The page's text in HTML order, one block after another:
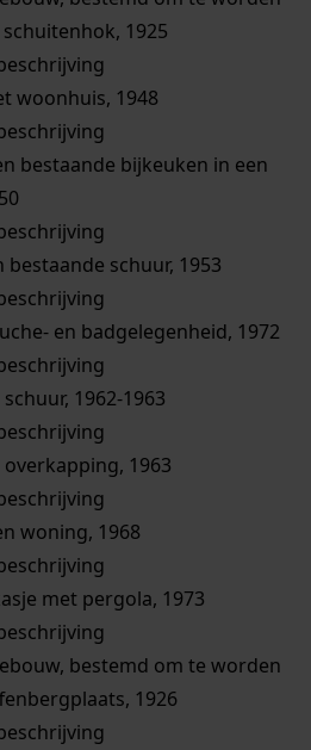
1925
woonhuis, 1948
bestaande bijkeuken in een
schuur, 1953
en badgelegenheid, 1972
1962-1963
1963
woning, 1968
met pergola, 1973
bestemd om te worden
1926